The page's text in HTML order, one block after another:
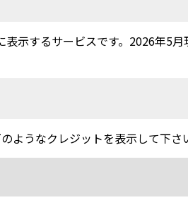
示するサービスです。2026年5
ようなクレジットを表示して下さ